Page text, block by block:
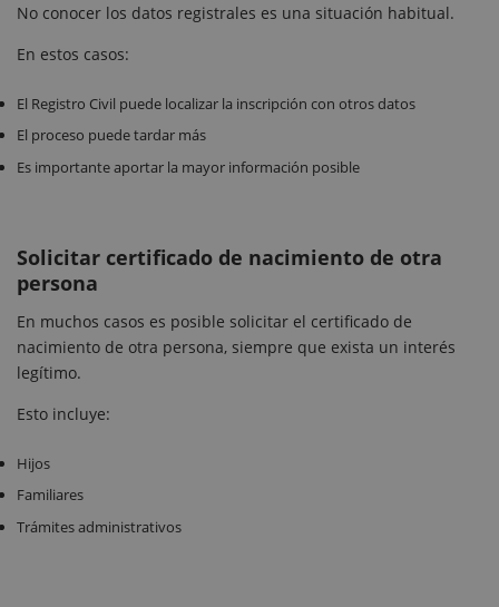
No conocer los datos registrales es una situación habitual.
En estos casos:
El Registro Civil puede localizar la inscripción con otros datos
El proceso puede tardar más
Es importante aportar la mayor información posible
Solicitar certificado de nacimiento de otra
persona
En muchos casos es posible solicitar el certificado de
nacimiento de otra persona, siempre que exista un interés
legítimo.
Esto incluye:
Hijos
Familiares
Trámites administrativos